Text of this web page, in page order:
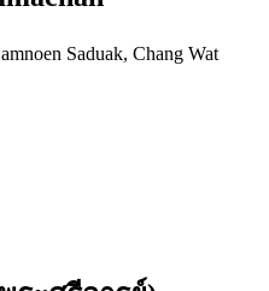
Saduak, Chang Wat